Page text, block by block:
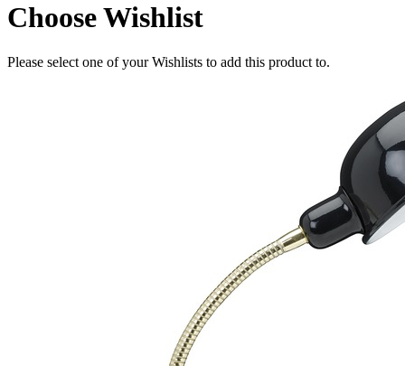
Choose Wishlist
Please select one of your Wishlists to add this product to.